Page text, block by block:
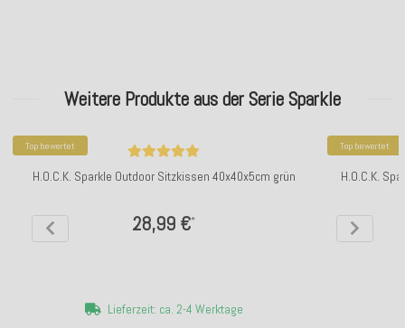
Weitere Produkte aus der Serie Sparkle
Top bewertet
H.O.C.K. Sparkle Outdoor Sitzkissen 40x40x5cm grün
28,99 €*
Lieferzeit: ca. 2-4 Werktage
Top bewertet
H.O.C.K.